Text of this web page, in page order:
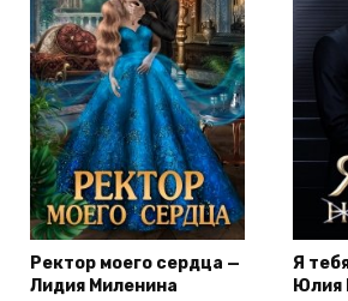
Ректор моего сердца —
Лидия Миленина
Я
Юлия